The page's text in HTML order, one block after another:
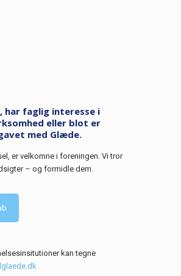
har faglig interesse i
eller blot er
med Glæde.
er velkomne i foreningen. Vi tror
– og formidle dem.
kan tegne